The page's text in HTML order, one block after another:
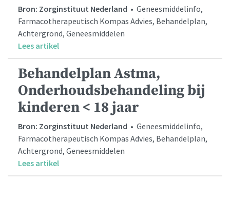
Bron: Zorginstituut Nederland • Geneesmiddelinfo,
Farmacotherapeutisch Kompas Advies, Behandelplan,
Achtergrond, Geneesmiddelen
Lees artikel
Behandelplan Astma,
Onderhoudsbehandeling bij
kinderen < 18 jaar
Bron: Zorginstituut Nederland • Geneesmiddelinfo,
Farmacotherapeutisch Kompas Advies, Behandelplan,
Achtergrond, Geneesmiddelen
Lees artikel